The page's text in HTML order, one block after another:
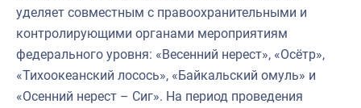
уделяет совместным с правоохранительными и
контролирующими органами мероприятиям
федерального уровня: «Весенний нерест», «Осётр»,
«Тихоокеанский лосось», «Байкальский омуль» и
«Осенний нерест – Сиг». На период проведения